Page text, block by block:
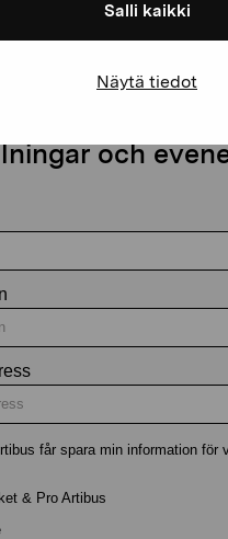
Salli kaikki
Näytä tiedot
och
får spara min information för
& Pro Artibus